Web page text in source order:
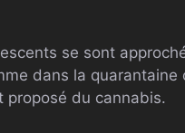
se sont
dans la
proposé du cannabis.